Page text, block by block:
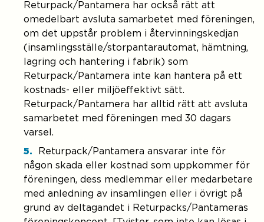
Returpack/Pantamera har också rätt att
omedelbart avsluta samarbetet med föreningen,
om det uppstår problem i återvinningskedjan
(insamlingsställe/storpantarautomat, hämtning,
lagring och hantering i fabrik) som
Returpack/Pantamera inte kan hantera på ett
kostnads- eller miljöeffektivt sätt.
Returpack/Pantamera har alltid rätt att avsluta
samarbetet med föreningen med 30 dagars
varsel.
Returpack/Pantamera ansvarar inte för
någon skada eller kostnad som uppkommer för
föreningen, dess medlemmar eller medarbetare
med anledning av insamlingen eller i övrigt på
grund av deltagandet i Returpacks/Pantameras